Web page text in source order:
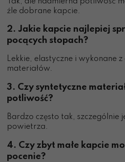
źle dobrane kapcie.
2. Jakie kapcie najlepiej
pocących stopach?
Lekkie, elastyczne i wykonane
materiałów.
3. Czy syntetyczne
potliwość?
Bardzo często tak, szczególnie
powietrza.
4. Czy zbyt małe kapcie
pocenie?